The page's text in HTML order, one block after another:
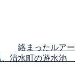
絡まったルアー
清水町の遊水池